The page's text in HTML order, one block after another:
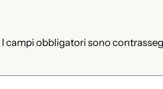
I campi obbligatori sono